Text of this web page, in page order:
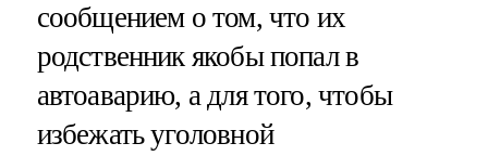
сообщением о том, что их
родственник якобы попал в
автоаварию, а для того, чтобы
избежать уголовной